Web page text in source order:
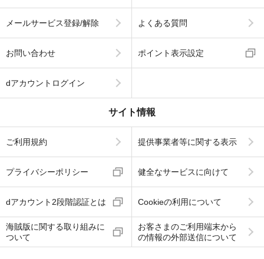
メールサービス登録/解除 よくある質問
お問い合わせ ポイント表示設定
dアカウントログイン
サイト情報
ご利用規約 提供事業者等に関する表示
プライバシーポリシー 健全なサービスに向けて
dアカウント2段階認証とは Cookieの利用について
海賊版に関する取り組みに
ついて
お客さまのご利用端末から
の情報の外部送信について